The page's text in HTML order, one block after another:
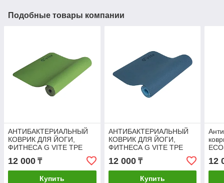
Подобные товары компании
АНТИБАКТЕРИАЛЬНЫЙ
КОВРИК ДЛЯ ЙОГИ,
ФИТНЕСА G VITE TPE
12 000 ₸
Купить
АНТИБАКТЕРИАЛЬНЫЙ
КОВРИК ДЛЯ ЙОГИ,
ФИТНЕСА G VITE TPE
12 000₸
Купить
12